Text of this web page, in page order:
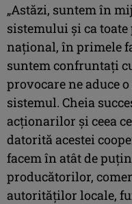
„Astăzi, suntem în
sistemului şi ca
naţional, în primele
suntem confruntaţi
provocare ne aduce
sistemul. Cheia
acţionarilor şi ceea
datorită acestei
facem în atât de
producătorilor,
autorităţilor locale,